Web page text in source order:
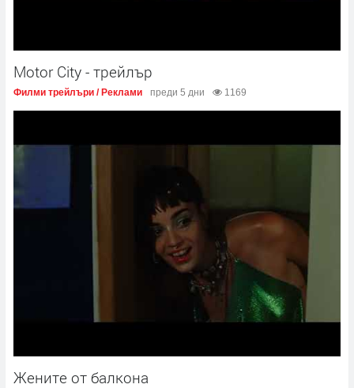
Motor City - трейлър
Филми трейлъри / Реклами преди 5 дни 1169
Жените от балкона